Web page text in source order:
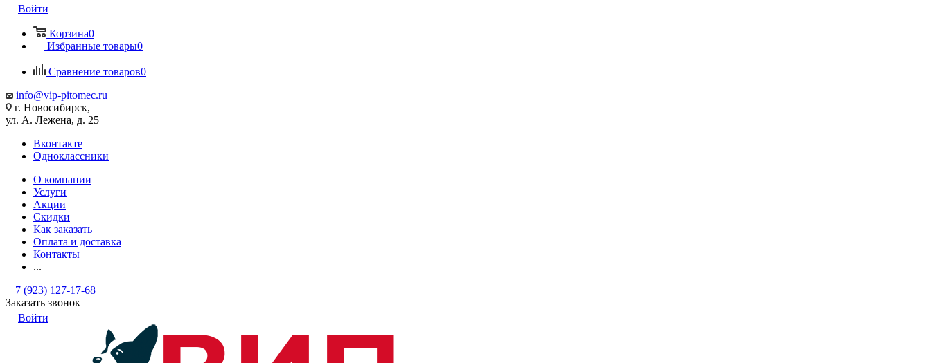
Войти
Корзина0
Избранные товары0
Сравнение товаров0
info@vip-pitomec.ru
г. Новосибирск,
ул. А. Лежена, д. 25
Вконтакте
Одноклассники
О компании
Услуги
Акции
Скидки
Как заказать
Оплата и доставка
Контакты
...
+7 (923) 127-17-68
Заказать звонок
Войти